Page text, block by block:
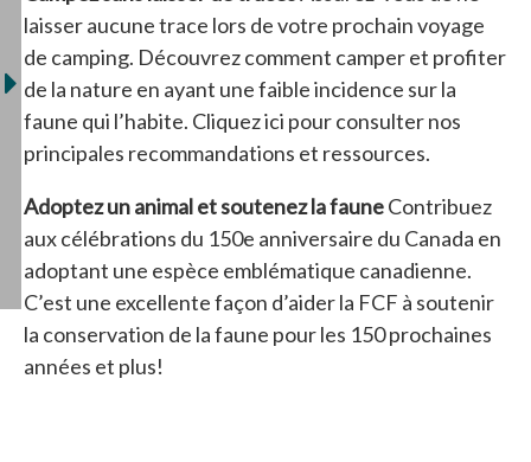
laisser aucune trace lors de votre prochain voyage
de camping. Découvrez comment camper et profiter
de la nature en ayant une faible incidence sur la
faune qui l’habite. Cliquez ici pour consulter nos
principales recommandations et ressources.
Adoptez un animal et soutenez la fauneContribuez
aux célébrations du 150e anniversaire du Canada en
adoptant une espèce emblématique canadienne.
C’est une excellente façon d’aider la FCF à soutenir
la conservation de la faune pour les 150 prochaines
années et plus!